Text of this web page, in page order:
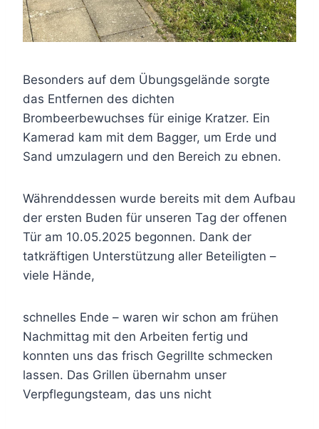
Besonders auf dem Übungsgelände sorgte
das Entfernen des dichten
Brombeerbewuchses für einige Kratzer. Ein
Kamerad kam mit dem Bagger, um Erde und
Sand umzulagern und den Bereich zu ebnen.
Währenddessen wurde bereits mit dem Aufbau
der ersten Buden für unseren Tag der offenen
Tür am 10.05.2025 begonnen. Dank der
tatkräftigen Unterstützung aller Beteiligten –
viele Hände,
schnelles Ende – waren wir schon am frühen
Nachmittag mit den Arbeiten fertig und
konnten uns das frisch Gegrillte schmecken
lassen. Das Grillen übernahm unser
Verpflegungsteam, das uns nicht